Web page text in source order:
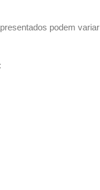
podem variar